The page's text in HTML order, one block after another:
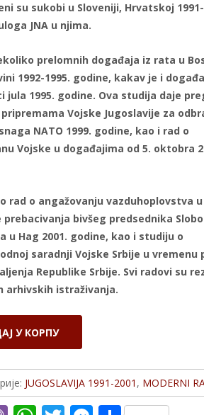
su sukobi u Sloveniji, Hrvatskoj 1991-
JNA u njima.
prelomnih događaja iz rata u
1992-1995. godine, kakav je i
jula 1995. godine. Ova studija daje
Vojske Jugoslavije za
NATO 1999. godine, kao i rad o
Vojske u događajima od 5. oktobra
rad o angažovanju vazduhoplovstva
prebacivanja bivšeg predsednika
u Hag 2001. godine, kao i studiju o
saradnji Vojske Srbije u vremenu
Republike Srbije. Svi radovi su
arhivskih istraživanja.
У КОРПУ
JUGOSLAVIJA 1991-2001 , MODERNI